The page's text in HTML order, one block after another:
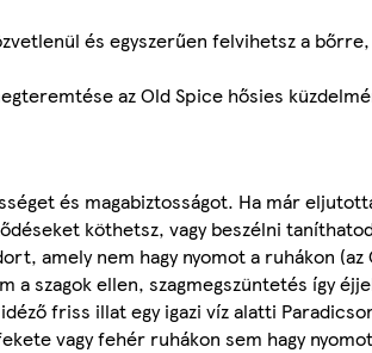
és egyszerűen felvihetsz a bőrre,
az Old Spice hősies
és magabiztosságot. Ha már
köthetsz, vagy beszélni
amely nem hagy nyomot a ruhákon (az
a szagok ellen, szagmegszüntetés így
friss illat egy igazi víz alatti
vagy fehér ruhákon sem hagy